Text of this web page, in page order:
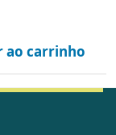
ao carrinho